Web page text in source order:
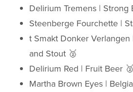
Delirium Tremens | Strong
Steenberge Fourchette |
t Smakt Donker
and Stout 🥈
Delirium Red | Fruit Beer 🥈
Martha Brown Eyes |